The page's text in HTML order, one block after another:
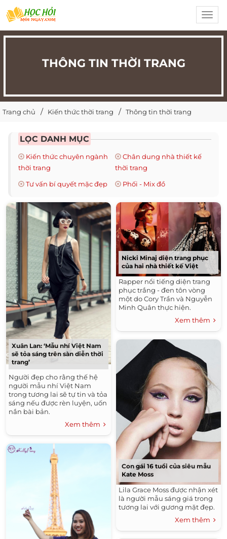
THÔNG TIN THỜI TRANG
Trang chủ Kiến thức thời trang Thông tin thời trang
LỌC DANH MỤC
Kiến thức chuyên ngành
thời trang
Chân dung nhà thiết kế
thời trang
Tư vấn bí quyết mặc đẹp
Phối - Mix đồ
Xuân Lan: ‘Mẫu nhí Việt Nam
sẽ tỏa sáng trên sàn diễn thời
trang’
Người đẹp cho rằng thế hệ
người mẫu nhí Việt Nam
trong tương lai sẽ tự tin và tỏa
sáng nếu được rèn luyện, uốn
nắn bài bản.
Xem thêm
Nicki Minaj diện trang phục
của hai nhà thiết kế Việt
Rapper nổi tiếng diện trang
phục trắng - đen tôn vòng
một do Cory Trần và Nguyễn
Minh Quân thực hiện.
Xem thêm
Con gái 16 tuổi của siêu mẫu
Kate Moss
Lila Grace Moss được nhận xét
là người mẫu sáng giá trong
tương lai với gương mặt đẹp.
Xem thêm